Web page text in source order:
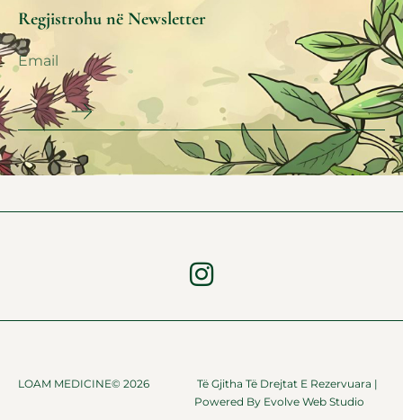
Regjistrohu në Newsletter
LOAM MEDICINE© 2026
Të Gjitha Të Drejtat E Rezervuara |
Powered By Evolve Web Studio